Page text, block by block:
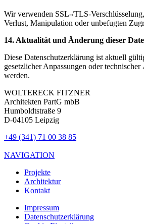
Wir verwenden SSL-/TLS-
Verlust, Manipulation oder unbefugten
14. Aktualität und Änderung dieser
Diese Datenschutzerklärung ist aktuell
gesetzlicher Anpassungen oder
werden.
WOLTERECK FITZNER
Architekten PartG mbB
Humboldtstraße 9
D-04105 Leipzig
+49 (341) 71 00 38 85
NAVIGATION
Projekte
Architektur
Kontakt
Impressum
Datenschutzerklärung